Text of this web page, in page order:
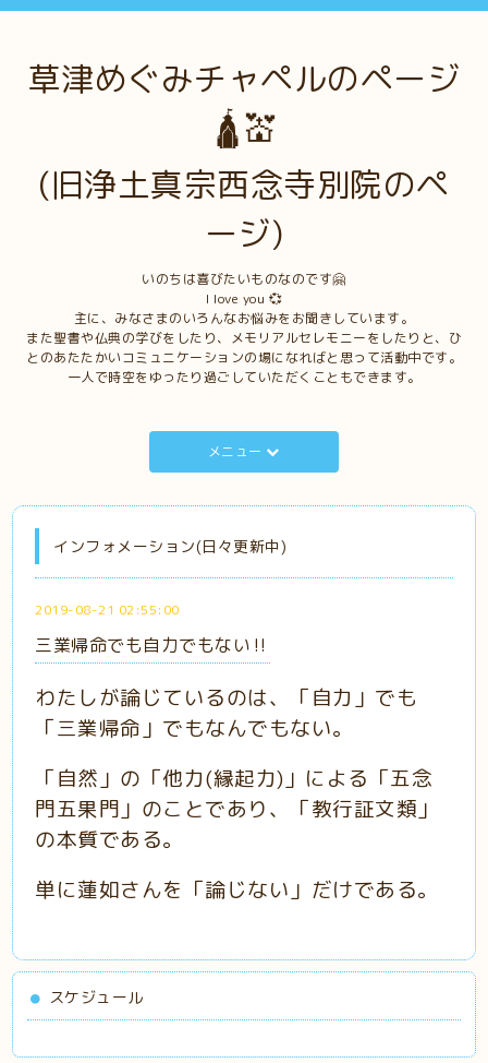
草津めぐみチャペルのページ
🛕💒
(旧浄土真宗西念寺別院のペ
ージ)
いのちは喜びたいものなのです🤗
I love you 💞
主に、みなさまのいろんなお悩みをお聞きしています。
また聖書や仏典の学びをしたり、メモリアルセレモニーをしたりと、ひ
とのあたたかいコミュニケーションの場になればと思って活動中です。
一人で時空をゆったり過ごしていただくこともできます。
メニュー
インフォメーション(日々更新中)
2019-08-21 02:55:00
三業帰命でも自力でもない‼️
わたしが論じているのは、「自力」でも
「三業帰命」でもなんでもない。
「自然」の「他力(縁起力)」による「五念
門五果門」のことであり、「教行証文類」
の本質である。
単に蓮如さんを「論じない」だけである。
スケジュール